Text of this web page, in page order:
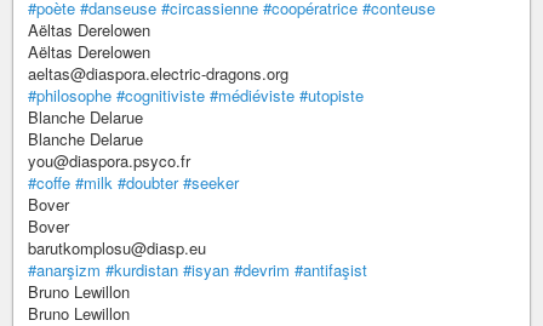
#poète #danseuse #circassienne #coopératrice #conteuse
Aëltas Derelowen
Aëltas Derelowen
aeltas@diaspora.electric-dragons.org
#philosophe #cognitiviste #médiéviste #utopiste
Blanche Delarue
Blanche Delarue
you@diaspora.psyco.fr
#coffe #milk #doubter #seeker
Bover
Bover
barutkomplosu@diasp.eu
#anarşizm #kurdistan #isyan #devrim #antifaşist
Bruno Lewillon
Bruno Lewillon